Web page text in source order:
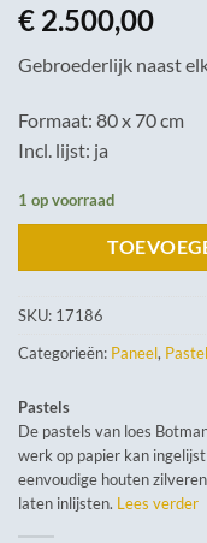
€ 2.500,00
Gebroederlijk naast
Formaat: 80 x 70 cm
Incl. lijst: ja
1 op voorraad
SKU: 17186
Categorieën: Paneel,
Pastels
De pastels van loes
werk op papier kan
eenvoudige houten
laten inlijsten. Lees verder